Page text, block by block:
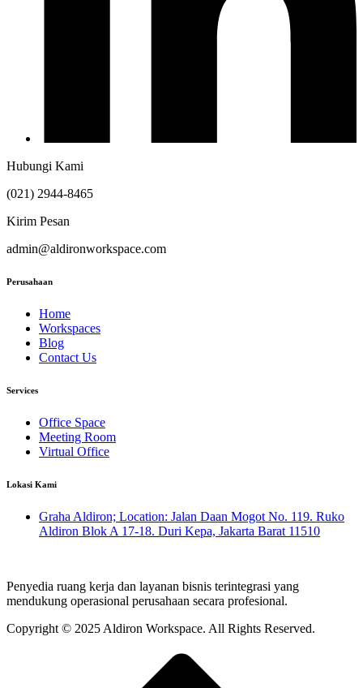
Hubungi Kami
(021) 2944-8465
Kirim Pesan
admin@aldironworkspace.com
Perusahaan
Home
Workspaces
Blog
Contact Us
Services
Office Space
Meeting Room
Virtual Office
Lokasi Kami
Graha Aldiron; Location: Jalan Daan Mogot No. 119. Ruko
Aldiron Blok A 17-18. Duri Kepa, Jakarta Barat 11510
Penyedia ruang kerja dan layanan bisnis terintegrasi yang
mendukung operasional perusahaan secara profesional.
Copyright © 2025 Aldiron Workspace. All Rights Reserved.